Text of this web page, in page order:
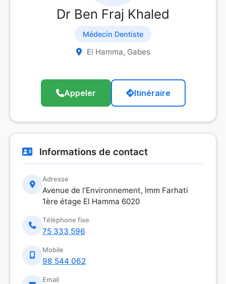
Dr Ben Fraj Khaled
Médecin Dentiste
El Hamma, Gabes
Appeler Itinéraire
Informations de contact
Adresse
Avenue de l’Environnement, Imm Farhati
1ère étage El Hamma 6020
Téléphone fixe
75 333 596
Mobile
98 544 062
Email